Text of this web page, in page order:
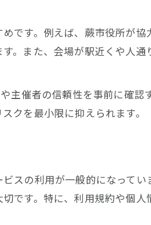
させる秘訣を解説
相乗効果を知ろう
全な出会い方の工夫
です。例えば、蕨市役所が
また、会場が駅近くや人通
主催者の信頼性を事前に確認
クを最小限に抑えられます。
スの利用が一般的になって
です。特に、利用規約や個